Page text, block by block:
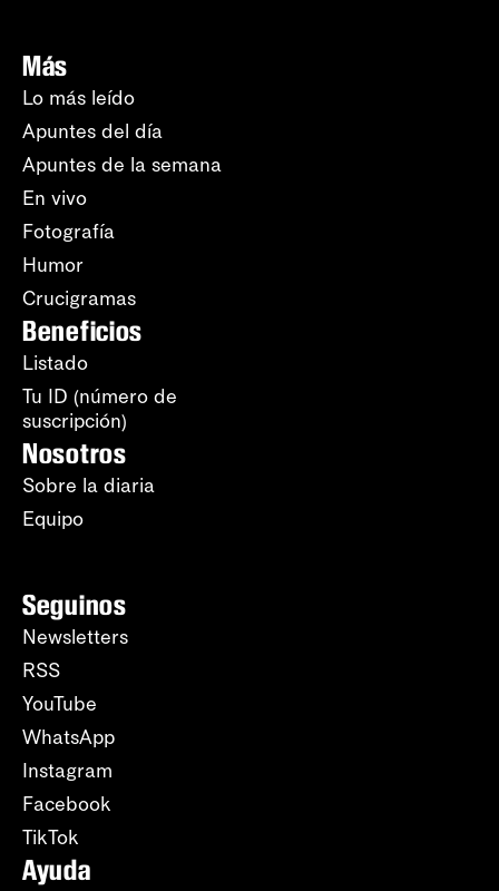
Más
Lo más leído
Apuntes del día
Apuntes de la semana
En vivo
Fotografía
Humor
Crucigramas
Beneficios
Listado
Tu ID (número de
suscripción)
Nosotros
Sobre la diaria
Equipo
Seguinos
Newsletters
RSS
YouTube
WhatsApp
Instagram
Facebook
TikTok
Ayuda